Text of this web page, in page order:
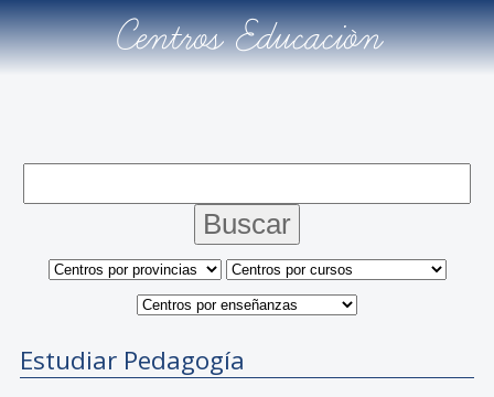
Centros Educación
Estudiar Pedagogía